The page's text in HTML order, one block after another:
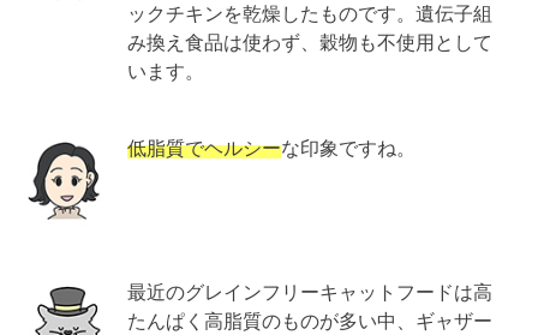
ックチキンを乾燥したものです。遺伝子組
み換え食品は使わず、穀物も不使用として
います。
低脂質でヘルシーな印象ですね。
最近のグレインフリーキャットフードは高
たんぱく高脂質のものが多い中、ギャザー